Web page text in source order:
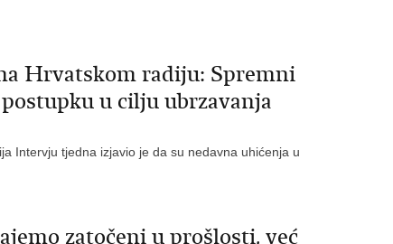
Hrvatskom radiju: Spremni
u cilju ubrzavanja
Intervju tjedna izjavio je da su nedavna uhićenja u
zatočeni u prošlosti, već